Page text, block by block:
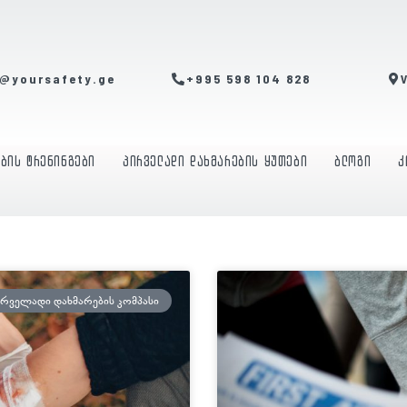
+995 598 104 828
ტრენინგები პირველადი დახმარების ყუთები ბლოგი
ᲓᲐᲮᲛᲐᲠᲔᲑᲘᲡ ᲙᲝᲛᲞᲐᲡᲘ